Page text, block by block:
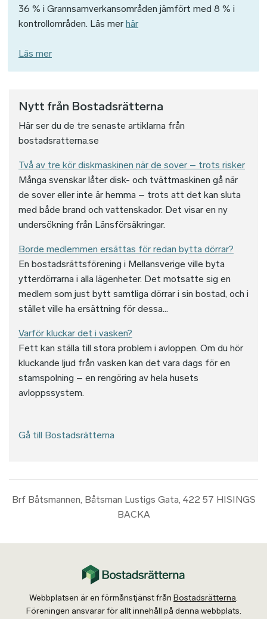
36 % i Grannsamverkansområden jämfört med 8 % i
kontrollområden. Läs mer här
Läs mer
Nytt från Bostadsrätterna
Här ser du de tre senaste artiklarna från
bostadsratterna.se
Två av tre kör diskmaskinen när de sover – trots risker
Många svenskar låter disk- och tvättmaskinen gå när
de sover eller inte är hemma – trots att det kan sluta
med både brand och vattenskador. Det visar en ny
undersökning från Länsförsäkringar.
Borde medlemmen ersättas för redan bytta dörrar?
En bostadsrättsförening i Mellansverige ville byta
ytterdörrarna i alla lägenheter. Det motsatte sig en
medlem som just bytt samtliga dörrar i sin bostad, och i
stället ville ha ersättning för dessa...
Varför kluckar det i vasken?
Fett kan ställa till stora problem i avloppen. Om du hör
kluckande ljud från vasken kan det vara dags för en
stamspolning – en rengöring av hela husets
avloppssystem.
Gå till Bostadsrätterna
Brf Båtsmannen, Båtsman Lustigs Gata, 422 57 HISINGS
BACKA
Webbplatsen är en förmånstjänst från Bostadsrätterna.
Föreningen ansvarar för allt innehåll på denna webbplats.